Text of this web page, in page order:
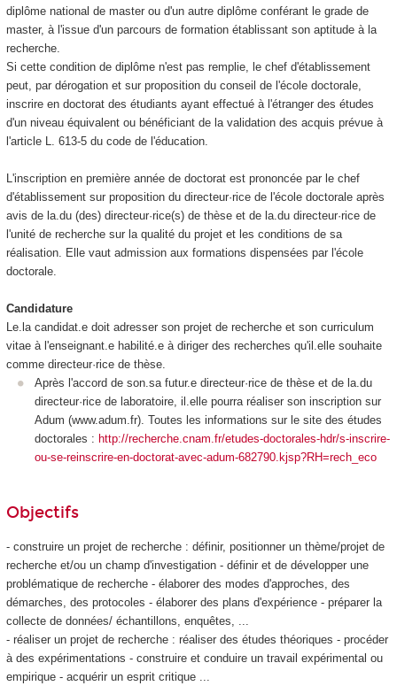
diplôme national de master ou d'un autre diplôme conférant le grade de
master, à l'issue d'un parcours de formation établissant son aptitude à la
recherche.
Si cette condition de diplôme n'est pas remplie, le chef d'établissement
peut, par dérogation et sur proposition du conseil de l'école doctorale,
inscrire en doctorat des étudiants ayant effectué à l'étranger des études
d'un niveau équivalent ou bénéficiant de la validation des acquis prévue à
l'article L. 613-5 du code de l'éducation.
L'inscription en première année de doctorat est prononcée par le chef
d'établissement sur proposition du directeur·rice de l'école doctorale après
avis de la.du (des) directeur·rice(s) de thèse et de la.du directeur·rice de
l'unité de recherche sur la qualité du projet et les conditions de sa
réalisation. Elle vaut admission aux formations dispensées par l'école
doctorale.
Candidature
Le.la candidat.e doit adresser son projet de recherche et son curriculum
vitae à l'enseignant.e habilité.e à diriger des recherches qu'il.elle souhaite
comme directeur·rice de thèse.
Après l'accord de son.sa futur.e directeur·rice de thèse et de la.du
directeur·rice de laboratoire, il.elle pourra réaliser son inscription sur
Adum (www.adum.fr). Toutes les informations sur le site des études
doctorales : http://recherche.cnam.fr/etudes-doctorales-hdr/s-inscrire-
ou-se-reinscrire-en-doctorat-avec-adum-682790.kjsp?RH=rech_eco
Objectifs
- construire un projet de recherche : définir, positionner un thème/projet de
recherche et/ou un champ d'investigation - définir et de développer une
problématique de recherche - élaborer des modes d'approches, des
démarches, des protocoles - élaborer des plans d'expérience - préparer la
collecte de données/ échantillons, enquêtes, ...
- réaliser un projet de recherche : réaliser des études théoriques - procéder
à des expérimentations - construire et conduire un travail expérimental ou
empirique - acquérir un esprit critique ...